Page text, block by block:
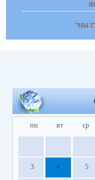
"МЫ-
пн вт ср
3 4 5